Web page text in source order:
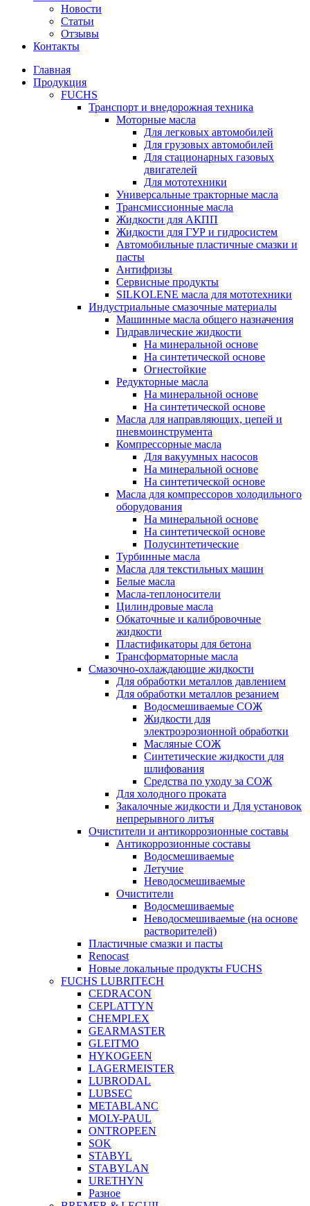
Новости
Статьи
Отзывы
Контакты
Главная
Продукция
FUCHS
Транспорт и внедорожная техника
Моторные масла
Для легковых автомобилей
Для грузовых автомобилей
Для стационарных газовых
двигателей
Для мототехники
Универсальные тракторные масла
Трансмиссионные масла
Жидкости для АКПП
Жидкости для ГУР и гидросистем
Автомобильные пластичные смазки и
пасты
Антифризы
Сервисные продукты
SILKOLENE масла для мототехники
Индустриальные смазочные материалы
Машинные масла общего назначения
Гидравлические жидкости
На минеральной основе
На синтетической основе
Огнестойкие
Редукторные масла
На минеральной основе
На синтетической основе
Масла для направляющих, цепей и
пневмоинструмента
Компрессорные масла
Для вакуумных насосов
На минеральной основе
На синтетической основе
Масла для компрессоров холодильного
оборудования
На минеральной основе
На синтетической основе
Полусинтетические
Турбинные масла
Масла для текстильных машин
Белые масла
Масла-теплоносители
Цилиндровые масла
Обкаточные и калибровочные
жидкости
Пластификаторы для бетона
Трансформаторные масла
Смазочно-охлаждающие жидкости
Для обработки металлов давлением
Для обработки металлов резанием
Водосмешиваемые СОЖ
Жидкости для
электроэрозионной обработки
Масляные СОЖ
Синтетические жидкости для
шлифования
Средства по уходу за СОЖ
Для холодного проката
Закалочные жидкости и Для установок
непрерывного литья
Очистители и антикоррозионные составы
Антикоррозионные составы
Водосмешиваемые
Летучие
Неводосмешиваемые
Очистители
Водосмешиваемые
Неводосмешиваемые (на основе
растворителей)
Пластичные смазки и пасты
Renocast
Новые локальные продукты FUCHS
FUCHS LUBRITECH
CEDRACON
CEPLATTYN
CHEMPLEX
GEARMASTER
GLEITMO
HYKOGEEN
LAGERMEISTER
LUBRODAL
LUBSEC
METABLANC
MOLY-PAUL
ONTROPEEN
SOK
STABYL
STABYLAN
URETHYN
Разное